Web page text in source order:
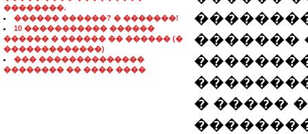
��������.
������ ������? � �������!
10 ����������� ������
������ � ������ �� ������ (�
�������������)
��� ��������������
�������� �� ���� ����
�������
� �����